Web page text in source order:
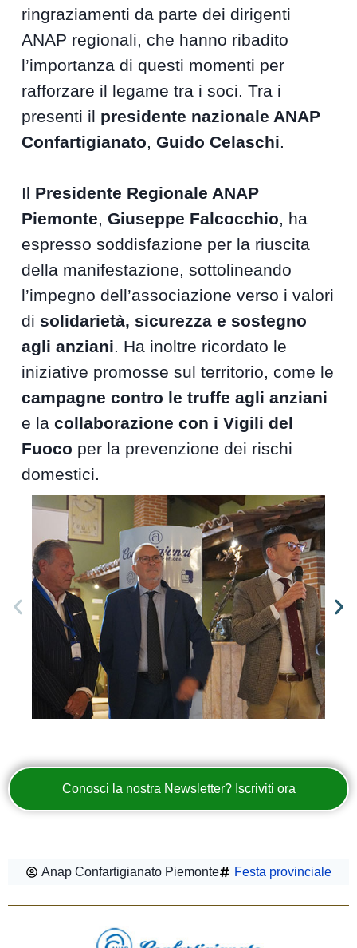
ringraziamenti da parte dei dirigenti
ANAP regionali, che hanno ribadito
l’importanza di questi momenti per
rafforzare il legame tra i soci. Tra i
presenti il presidente nazionale ANAP
Confartigianato,Guido Celaschi.
Il Presidente Regionale ANAP
Piemonte,Giuseppe Falcocchio, ha
espresso soddisfazione per la riuscita
della manifestazione, sottolineando
l’impegno dell’associazione verso i valori
di solidarietà, sicurezza e sostegno
agli anziani. Ha inoltre ricordato le
iniziative promosse sul territorio, come le
campagne contro le truffe agli anziani
e lacollaborazione con i Vigili del
Fuoco per la prevenzione dei rischi
domestici.
Conosci la nostra Newsletter? Iscriviti ora
Anap Confartigianato Piemonte Festa provinciale